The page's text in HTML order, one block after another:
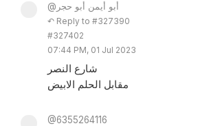
@أبو أيمن أبو حجر
↶ Reply to #327390
#327402
07:44 PM, 01 Jul 2023
شارع النصر
مقابل الحلم الابيض
@6355264116